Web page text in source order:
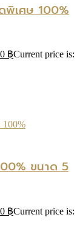
พิเศษ 100%
฿Current price is:
ขนาด 5
฿Current price is: